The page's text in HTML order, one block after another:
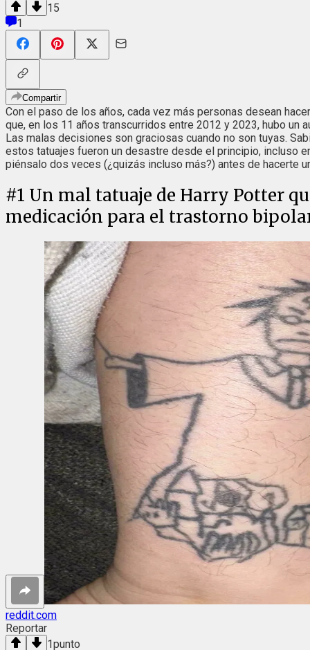
15
1
Compartir
Con el paso de los años, cada vez más personas desean
que, en los 11 años transcurridos entre 2012 y 2023, hubo un
Las malas decisiones son graciosas cuando no son tuyas.
estos tatuajes fueron un desastre desde el principio, incluso
piénsalo dos veces (¿quizás incluso más?) antes de hacerte
#1 Un mal tatuaje de Harry Potter
medicación para el trastorno
reddit.com
Reportar
1punto